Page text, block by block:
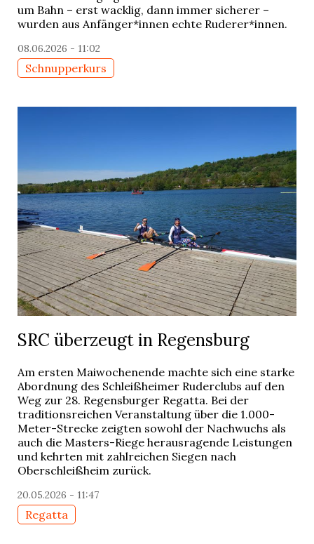
um Bahn – erst wacklig, dann immer sicherer –
wurden aus Anfänger*innen echte Ruderer*innen.
08.06.2026 - 11:02
Schnupperkurs
SRC überzeugt in Regensburg
Am ersten Maiwochenende machte sich eine starke
Abordnung des Schleißheimer Ruderclubs auf den
Weg zur 28. Regensburger Regatta. Bei der
traditionsreichen Veranstaltung über die 1.000-
Meter-Strecke zeigten sowohl der Nachwuchs als
auch die Masters-Riege herausragende Leistungen
und kehrten mit zahlreichen Siegen nach
Oberschleißheim zurück.
20.05.2026 - 11:47
Regatta